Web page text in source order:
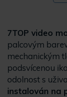
7TOP video
palcovým
mechanickým
podsvícenou
odolnost s
instalován na